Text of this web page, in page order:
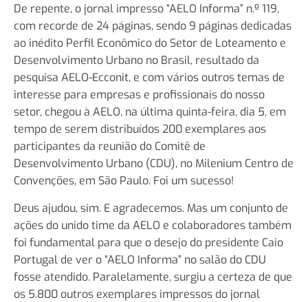
De repente, o jornal impresso “AELO Informa” n.º 119,
com recorde de 24 páginas, sendo 9 páginas dedicadas
ao inédito Perfil Econômico do Setor de Loteamento e
Desenvolvimento Urbano no Brasil, resultado da
pesquisa AELO-Ecconit, e com vários outros temas de
interesse para empresas e profissionais do nosso
setor, chegou à AELO, na última quinta-feira, dia 5, em
tempo de serem distribuídos 200 exemplares aos
participantes da reunião do Comitê de
Desenvolvimento Urbano (CDU), no Milenium Centro de
Convenções, em São Paulo. Foi um sucesso!
Deus ajudou, sim. E agradecemos. Mas um conjunto de
ações do unido time da AELO e colaboradores também
foi fundamental para que o desejo do presidente Caio
Portugal de ver o “AELO Informa” no salão do CDU
fosse atendido. Paralelamente, surgiu a certeza de que
os 5.800 outros exemplares impressos do jornal